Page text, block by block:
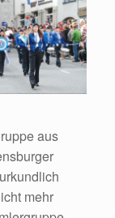
aus
mehr